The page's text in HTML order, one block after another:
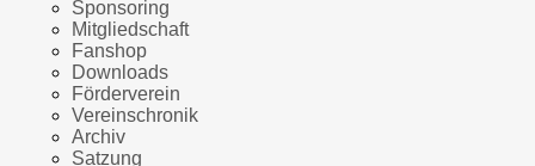
Sponsoring
Mitgliedschaft
Fanshop
Downloads
Förderverein
Vereinschronik
Archiv
Satzung